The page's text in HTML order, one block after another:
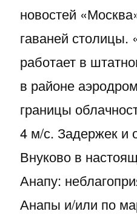
новостей
гаваней
работает в
в районе
границы
4 м/с. Задержек и
Внуково в
Анапу:
Анапы и/или по